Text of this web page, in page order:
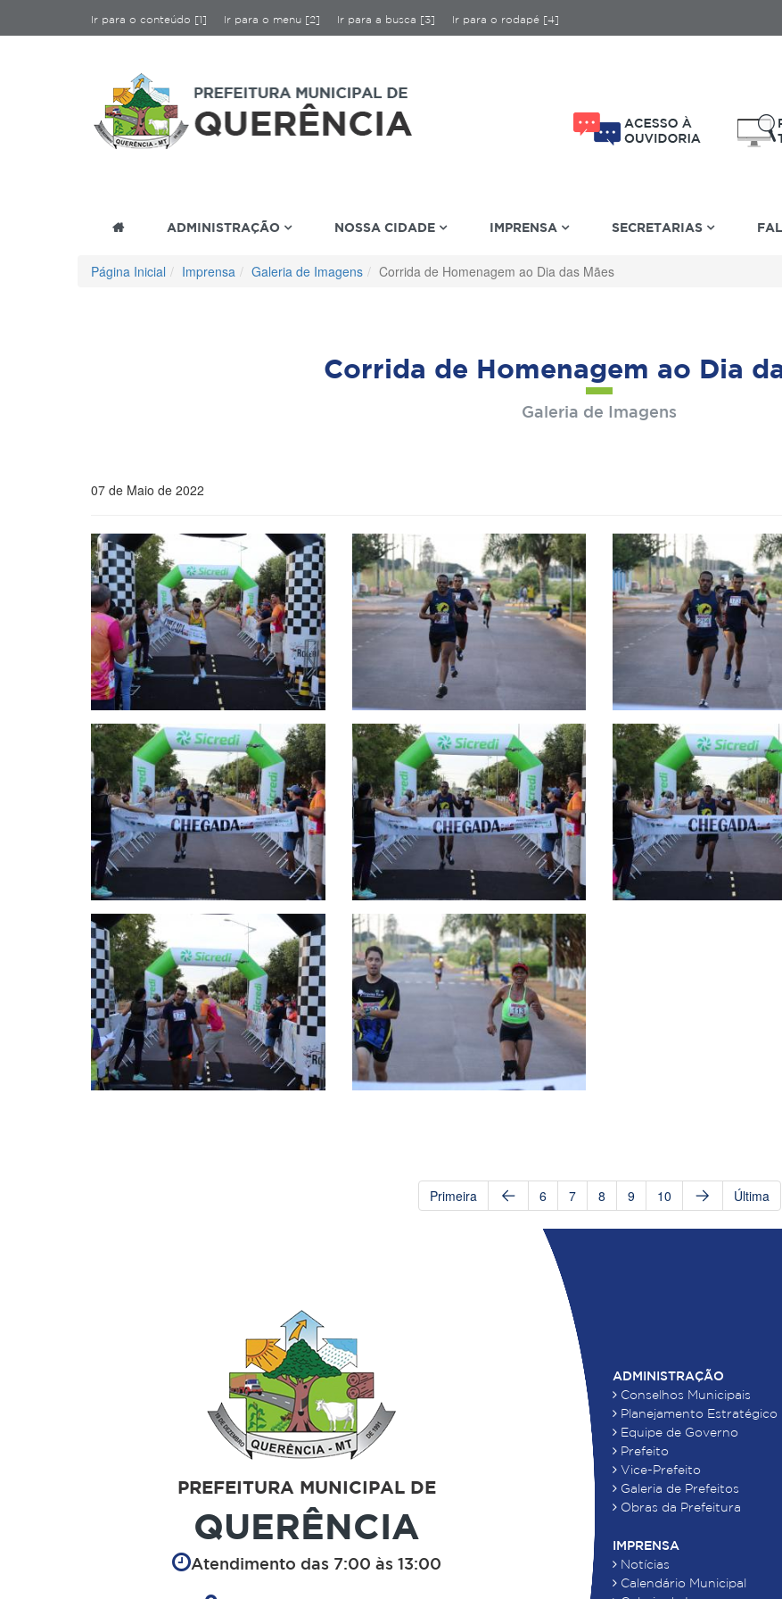
Ir para o conteúdo [1] Ir para o menu [2] Ir para a busca [3] Ir para o rodapé [4]
ADMINISTRAÇÃO NOSSA CIDADE IMPRENSA SECRETARIAS
Página Inicial Imprensa Galeria de Imagens Corrida de Homenagem ao Dia das Mães
Corrida de Homenagem ao Dia
Galeria de Imagens
07 de Maio de 2022
Primeira 6 7 8 9 10 Última
PREFEITURA MUNICIPAL DE
QUERÊNCIA
Atendimento das 7:00 às 13:00
ADMINISTRAÇÃO
Conselhos Municipais
Planejamento Estratégico
Equipe de Governo
Prefeito
Vice-Prefeito
Galeria de Prefeitos
Obras da Prefeitura
IMPRENSA
Notícias
Calendário Municipal